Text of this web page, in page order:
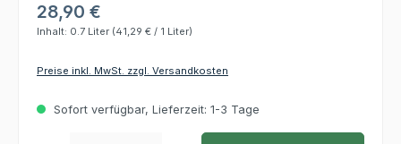
28,90 €
Inhalt: 0.7 Liter (41,29 € / 1 Liter)
Preise inkl. MwSt. zzgl. Versandkosten
Sofort verfügbar, Lieferzeit: 1-3 Tage
Produkt Anzahl: Gib den gewünschten Wert ein oder benutze die Schaltflächen um